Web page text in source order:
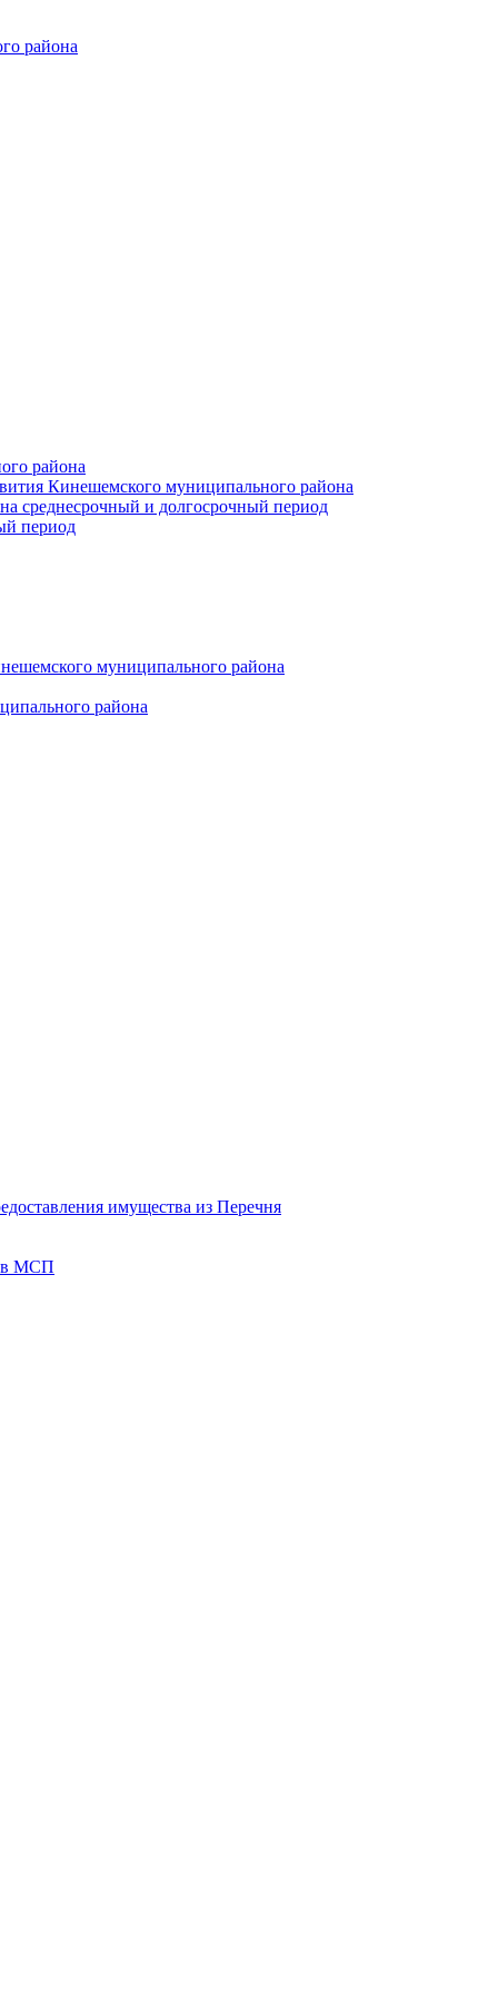
района
района
Кинешемского муниципального района
среднесрочный и долгосрочный период
период
муниципального района
района
имущества из Перечня
МСП